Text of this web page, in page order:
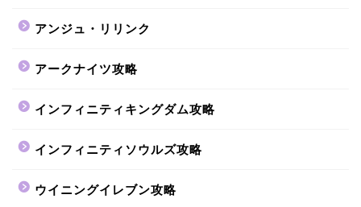
アンジュ・リリンク
アークナイツ攻略
インフィニティキングダム攻略
インフィニティソウルズ攻略
ウイニングイレブン攻略